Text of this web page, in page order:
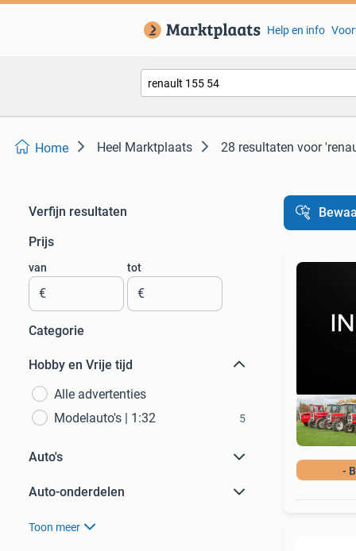
Help en info
Home Heel Marktplaats 28 resultaten voor
Verfijn resultaten
Prijs
van
€
tot
€
Categorie
Hobby en Vrije tijd
Alle advertenties
Modelauto's | 1:32
5
Auto's
Auto-onderdelen
Toon meer
-